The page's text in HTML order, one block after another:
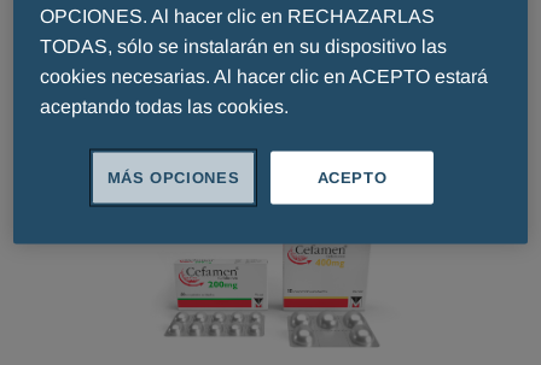
Marcas
OPCIONES. Al hacer clic en RECHAZARLAS
TODAS, sólo se instalarán en su dispositivo las
cookies necesarias. Al hacer clic en ACEPTO estará
aceptando todas las cookies.
ACEPTO
MÁS OPCIONES